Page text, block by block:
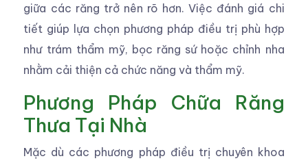
giữa các răng trở nên rõ hơn. Việc đánh giá chi
tiết giúp lựa chọn phương pháp điều trị phù hợp
như trám thẩm mỹ, bọc răng sứ hoặc chỉnh nha
nhằm cải thiện cả chức năng và thẩm mỹ.
Phương Pháp Chữa Răng
Thưa Tại Nhà
Mặc dù các phương pháp điều trị chuyên khoa